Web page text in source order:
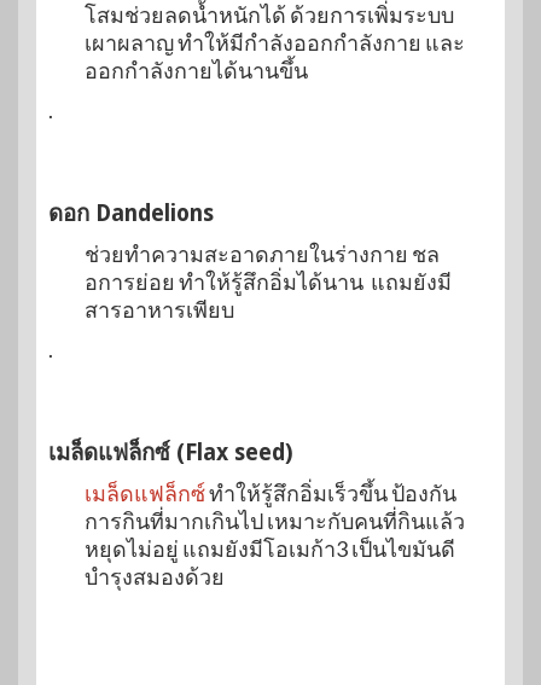
โสมช่วยลดน้ำหนักได้ ด้วยการเพิ่มระบบ
เผาผลาญ ทำให้มีกำลังออกกำลังกาย และ
ออกกำลังกายได้นานขึ้น
.
ดอก Dandelions
ช่วยทำความสะอาดภายในร่างกาย ชล
อการย่อย ทำให้รู้สึกอิ่มได้นาน แถมยังมี
สารอาหารเพียบ
.
เมล็ดแฟล็กซ์ (Flax seed)
เมล็ดแฟล็กซ์ทำให้รู้สึกอิ่มเร็วขึ้น ป้องกัน
การกินที่มากเกินไป เหมาะกับคนที่กินแล้ว
หยุดไม่อยู่ แถมยังมีโอเมก้า3 เป็นไขมันดี
บำรุงสมองด้วย